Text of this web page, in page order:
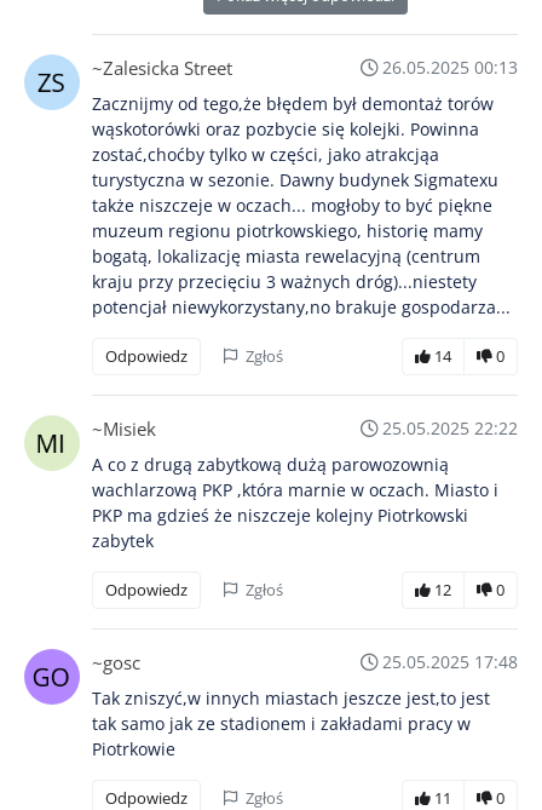
~Zalesicka Street
26.05.2025 00:13
Zacznijmy od tego,że błędem był demontaż torów
wąskotorówki oraz pozbycie się kolejki. Powinna
zostać,choćby tylko w części, jako atrakcjąa
turystyczna w sezonie. Dawny budynek Sigmatexu
także niszczeje w oczach... mogłoby to być piękne
muzeum regionu piotrkowskiego, historię mamy
bogatą, lokalizację miasta rewelacyjną (centrum
kraju przy przecięciu 3 ważnych dróg)...niestety
potencjał niewykorzystany,no brakuje gospodarza...
Odpowiedz Zgłoś 14 0
~Misiek
25.05.2025 22:22
A co z drugą zabytkową dużą parowozownią
wachlarzową PKP ,która marnie w oczach. Miasto i
PKP ma gdzieś że niszczeje kolejny Piotrkowski
zabytek
Odpowiedz Zgłoś 12 0
~gosc
25.05.2025 17:48
Tak zniszyć,w innych miastach jeszcze jest,to jest
tak samo jak ze stadionem i zakładami pracy w
Piotrkowie
Odpowiedz Zgłoś 11 0